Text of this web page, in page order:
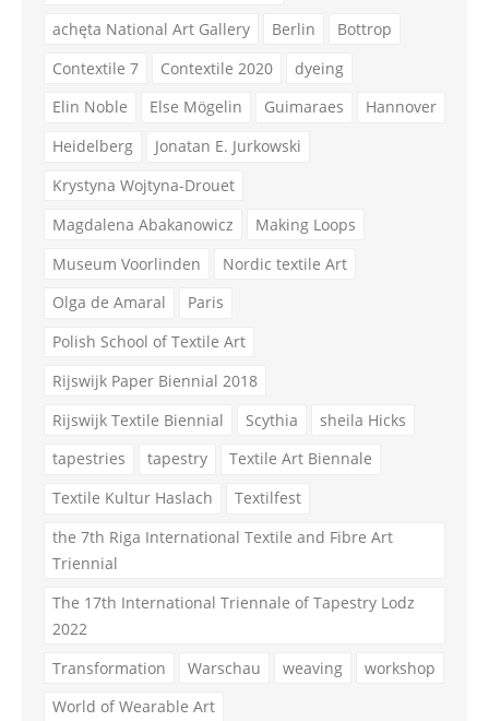
achęta National Art Gallery
Berlin
Bottrop
Contextile 7
Contextile 2020
dyeing
Elin Noble
Else Mögelin Guimaraes
Hannover
Heidelberg
Jonatan E. Jurkowski
Krystyna Wojtyna-Drouet
Magdalena Abakanowicz
Making Loops
Museum Voorlinden
Nordic textile Art
Olga de Amaral
Paris
Polish School of Textile Art
Rijswijk Paper Biennial 2018
Rijswijk Textile Biennial
Scythia
sheila Hicks
tapestries
tapestry
Textile Art Biennale
Textile Kultur Haslach
Textilfest
the 7th Riga International Textile and Fibre Art
Triennial
The 17th International Triennale of Tapestry Lodz
2022
Transformation
Warschau weaving
workshop
World of Wearable Art